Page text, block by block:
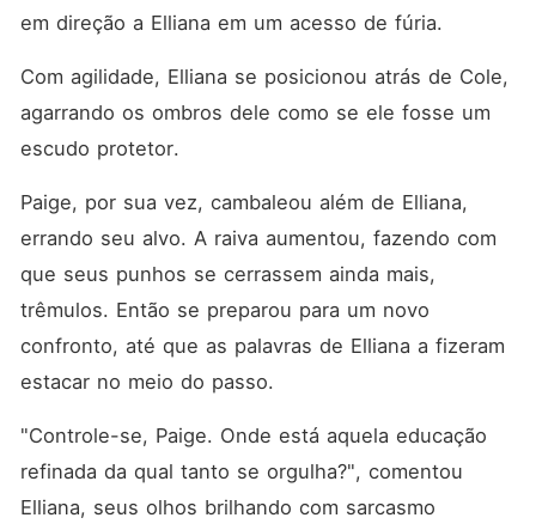
em direção a Elliana em um acesso de fúria.
Com agilidade, Elliana se posicionou atrás de Cole,
agarrando os ombros dele como se ele fosse um
escudo protetor.
Paige, por sua vez, cambaleou além de Elliana,
errando seu alvo. A raiva aumentou, fazendo com
que seus punhos se cerrassem ainda mais,
trêmulos. Então se preparou para um novo
confronto, até que as palavras de Elliana a fizeram
estacar no meio do passo.
"Controle-se, Paige. Onde está aquela educação
refinada da qual tanto se orgulha?", comentou
Elliana, seus olhos brilhando com sarcasmo